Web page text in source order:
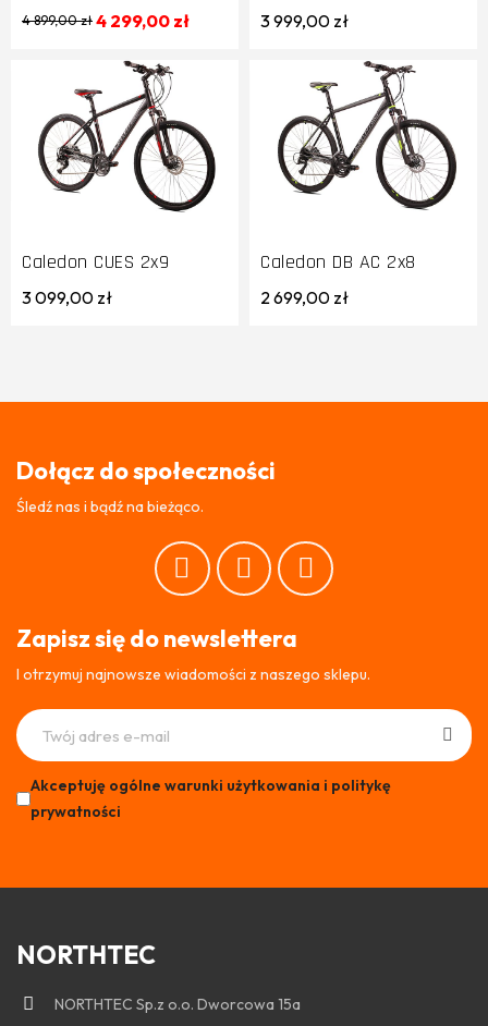
4 899,00 zł 4 299,00 zł 3 999,00 zł
Caledon CUES 2x9
3 099,00 zł
Caledon DB AC 2x8
2 699,00 zł
Dołącz do społeczności
Śledź nas i bądź na bieżąco.
Zapisz się do newslettera
I otrzymuj najnowsze wiadomości z naszego sklepu.
Akceptuję ogólne warunki użytkowania i politykę
prywatności
NORTHTEC
NORTHTEC Sp.z o.o. Dworcowa 15a